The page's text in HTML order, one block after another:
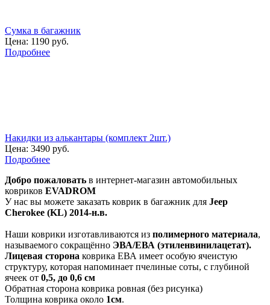
Сумка в багажник
Цена: 1190 руб.
Подробнее
Накидки из алькантары (комплект 2шт.)
Цена: 3490 руб.
Подробнее
Добро пожаловать в интернет-магазин автомобильных
ковриков EVADROM
У нас вы можете заказать коврик в багажник для Jeep
Cherokee (KL) 2014-н.в.
Наши коврики изготавливаются из полимерного материала,
называемого сокращённо ЭВА/ЕВА (этиленвинилацетат).
Лицевая сторона коврика ЕВА имеет особую ячеистую
структуру, которая напоминает пчелиные соты, с глубиной
ячеек от 0,5, до 0,6 см
Обратная сторона коврика ровная (без рисунка)
Толщина коврика около 1см.